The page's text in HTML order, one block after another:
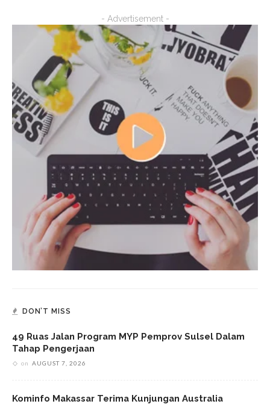
- Advertisement -
DON’T MISS
49 Ruas Jalan Program MYP Pemprov Sulsel Dalam
Tahap Pengerjaan
on AUGUST 7, 2026
Kominfo Makassar Terima Kunjungan Australia